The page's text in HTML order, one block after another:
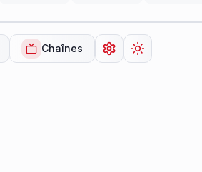
Chaînes Ouvrir lesChanger de